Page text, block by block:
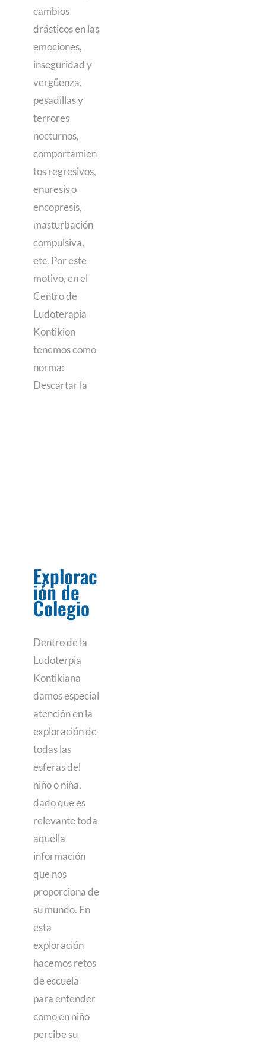
cambios
drásticos en las
emociones,
inseguridad y
vergüenza,
pesadillas y
terrores
nocturnos,
comportamien
tos regresivos,
enuresis o
encopresis,
masturbación
compulsiva,
etc. Por este
motivo, en el
Centro de
Ludoterapia
Kontikion
tenemos como
norma:
Descartar la
Explorac
ión de
Colegio
Dentro de la
Ludoterpia
Kontikiana
damos especial
atención en la
exploración de
todas las
esferas del
niño o niña,
dado que es
relevante toda
aquella
información
que nos
proporciona de
su mundo. En
esta
exploración
hacemos retos
de escuela
para entender
como en niño
percibe su